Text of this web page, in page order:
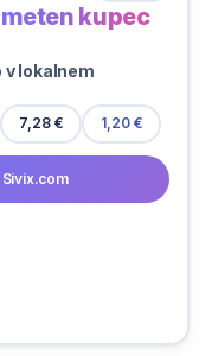
kupec
v lokalnem
7,28 € 1,20 €